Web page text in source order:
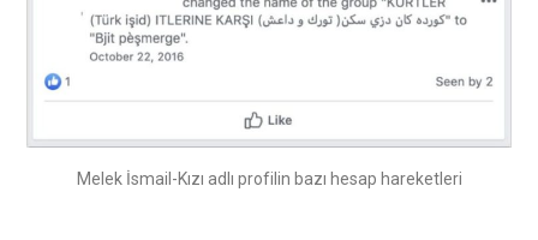
Melek İsmail-Kızı adlı profilin bazı hesap hareketleri